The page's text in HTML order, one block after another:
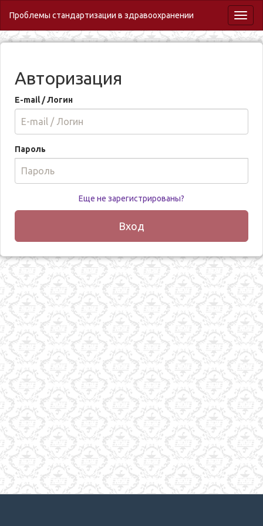
Проблемы стандартизации в здравоохранении
Авторизация
E-mail / Логин
Пароль
Еще не зарегистрированы?
Вход